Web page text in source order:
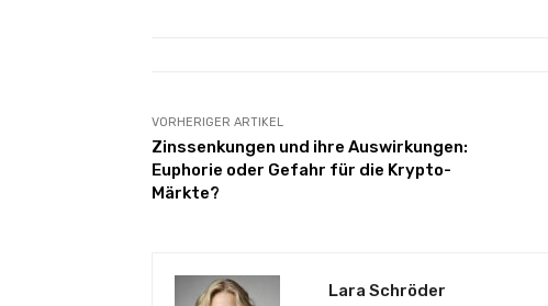
VORHERIGER ARTIKEL
Zinssenkungen und ihre Auswirkungen:
Euphorie oder Gefahr für die Krypto-
Märkte?
Lara Schröder